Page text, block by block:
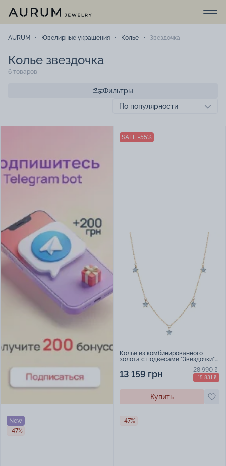
AURUM Ювелирные украшения Колье Звездочка
Колье звездочка
6 товаров
Фильтры
SALE -55%
Колье из комбинированного
золота с подвесами "Звездочки"
457711
13 159 грн 28 990 ₴
-15 831 ₴
Купить
New
-47%
-47%